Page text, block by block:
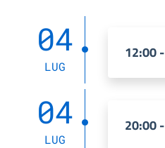
04
LUG
12:00
04
LUG
20:00